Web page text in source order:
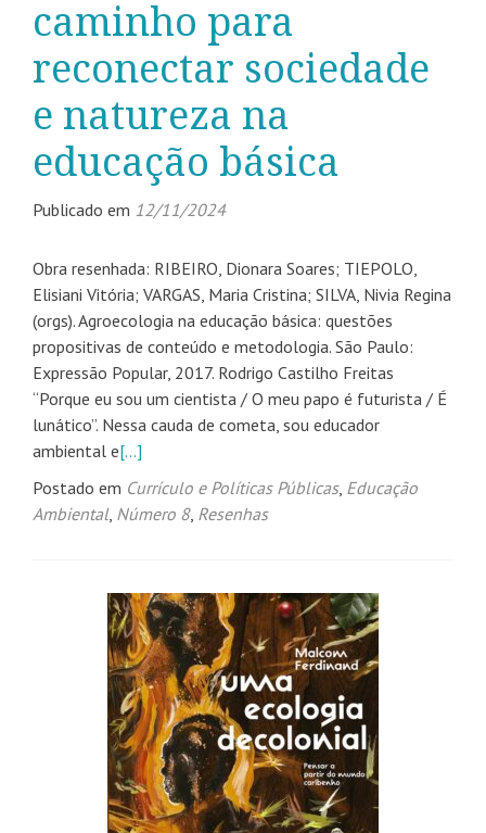
caminho para
reconectar sociedade
e natureza na
educação básica
Publicado em 12/11/2024
Obra resenhada: RIBEIRO, Dionara Soares; TIEPOLO,
Elisiani Vitória; VARGAS, Maria Cristina; SILVA, Nivia Regina
(orgs). Agroecologia na educação básica: questões
propositivas de conteúdo e metodologia. São Paulo:
Expressão Popular, 2017. Rodrigo Castilho Freitas
“Porque eu sou um cientista / O meu papo é futurista / É
lunático”. Nessa cauda de cometa, sou educador
ambiental e[…]
Postado em Currículo e Políticas Públicas, Educação
Ambiental, Número 8, Resenhas